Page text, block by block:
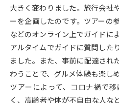
大学研究
大学で学べる内容や特徴を調
新増設大学・学部・学科特集
大きく変わりました。旅行会社
ーを企画したのです。ツアーの
などのオンライン上でガイドに
アルタイムでガイドに質問した
ました。また、事前に配達され
わうことで、グルメ体験も楽し
ツアーによって、コロナ禍で
く、高齢者や体が不自由な人な